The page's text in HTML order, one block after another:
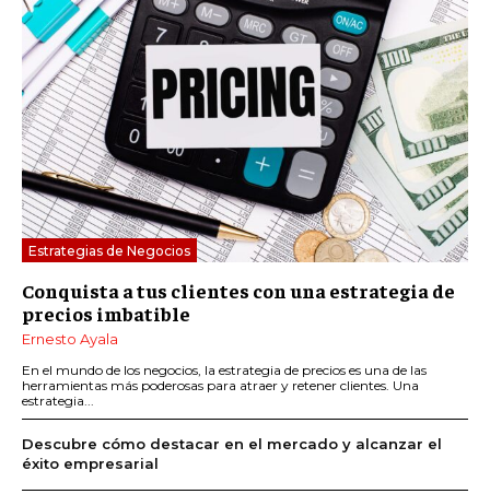
Estrategias de Negocios
Conquista a tus clientes con una estrategia de
precios imbatible
Ernesto Ayala
En el mundo de los negocios, la estrategia de precios es una de las
herramientas más poderosas para atraer y retener clientes. Una
estrategia...
Descubre cómo destacar en el mercado y alcanzar el
éxito empresarial